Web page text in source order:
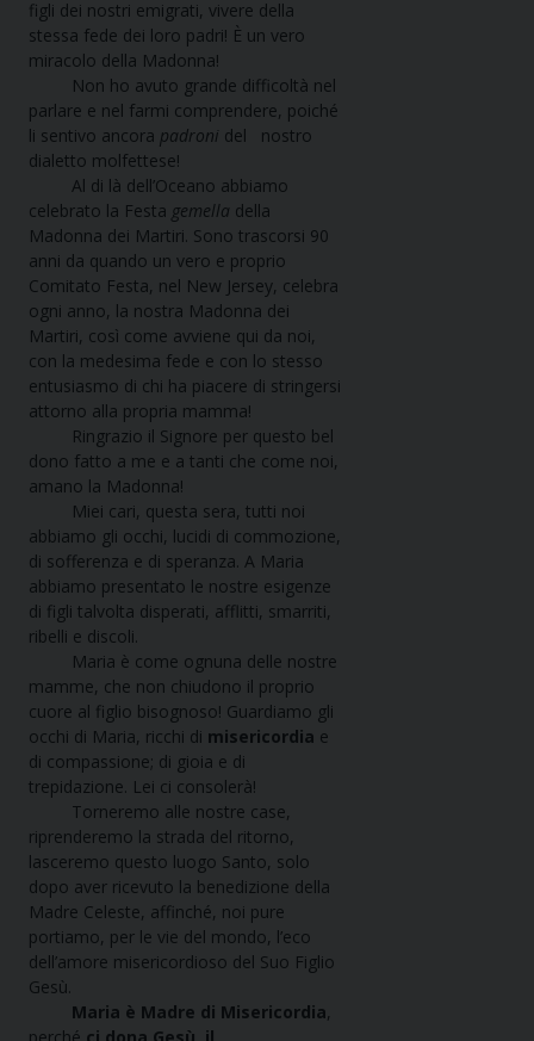
figli dei nostri emigrati, vivere della
stessa fede dei loro padri! È un vero
miracolo della Madonna!
Non ho avuto grande difficoltà nel
parlare e nel farmi comprendere, poiché
li sentivo ancora padroni del nostro
dialetto molfettese!
Al di là dell’Oceano abbiamo
celebrato la Festa gemella della
Madonna dei Martiri. Sono trascorsi 90
anni da quando un vero e proprio
Comitato Festa, nel New Jersey, celebra
ogni anno, la nostra Madonna dei
Martiri, così come avviene qui da noi,
con la medesima fede e con lo stesso
entusiasmo di chi ha piacere di stringersi
attorno alla propria mamma!
Ringrazio il Signore per questo bel
dono fatto a me e a tanti che come noi,
amano la Madonna!
Miei cari, questa sera, tutti noi
abbiamo gli occhi, lucidi di commozione,
di sofferenza e di speranza. A Maria
abbiamo presentato le nostre esigenze
di figli talvolta disperati, afflitti, smarriti,
ribelli e discoli.
Maria è come ognuna delle nostre
mamme, che non chiudono il proprio
cuore al figlio bisognoso! Guardiamo gli
occhi di Maria, ricchi di misericordia e
di compassione; di gioia e di
trepidazione. Lei ci consolerà!
Torneremo alle nostre case,
riprenderemo la strada del ritorno,
lasceremo questo luogo Santo, solo
dopo aver ricevuto la benedizione della
Madre Celeste, affinché, noi pure
portiamo, per le vie del mondo, l’eco
dell’amore misericordioso del Suo Figlio
Gesù.
Maria è Madre di Misericordia,